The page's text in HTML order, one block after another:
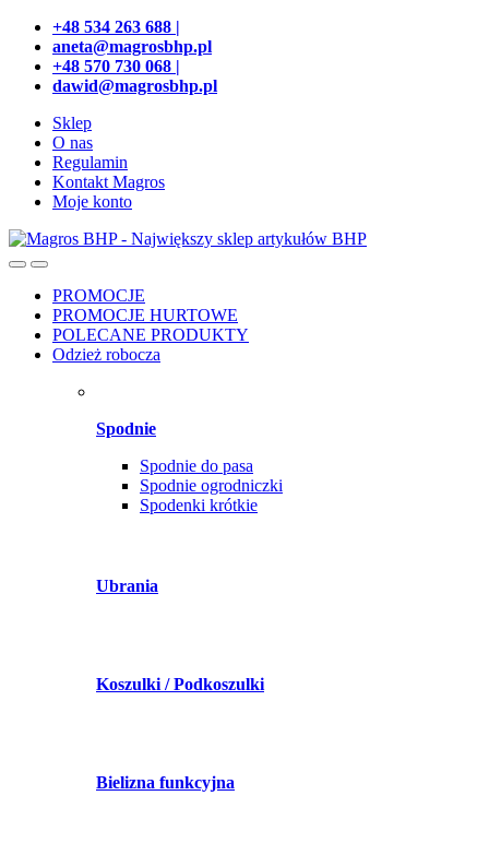
Przejdź
nawigacji
Przeskocz
treści
+48 534 263 688 |
aneta@magrosbhp.pl
+48 570 730 068 |
dawid@magrosbhp.pl
Sklep
O nas
Regulamin
Kontakt Magros
Moje konto
PROMOCJE
PROMOCJE HURTOWE
POLECANE PRODUKTY
Odzież robocza
Spodnie
Spodnie do pasa
Spodnie ogrodniczki
Spodenki krótkie
Ubrania
Koszulki / Podkoszulki
Bielizna funkcyjna